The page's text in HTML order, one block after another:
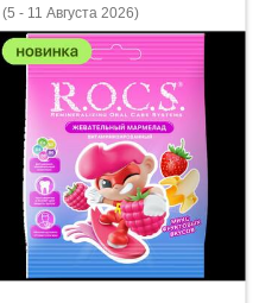
(5 - 11 Августа 2026)